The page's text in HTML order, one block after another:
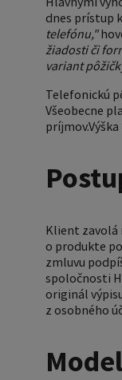
dnes prístup
telefónu,"
žiadosti či
variant
Telefonickú
Všeobecne
Klient zavolá
o produkte
zmluvu
spoločnosti
originál
z osobného